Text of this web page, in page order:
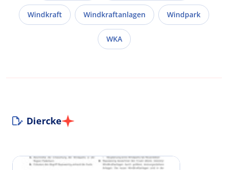
Windkraft Windkraftanlagen Windpark
WKA
Diercke